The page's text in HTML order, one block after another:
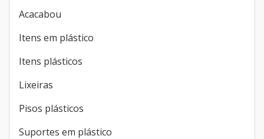
Acacabou
Itens em plástico
Itens plásticos
Lixeiras
Pisos plásticos
Suportes em plástico